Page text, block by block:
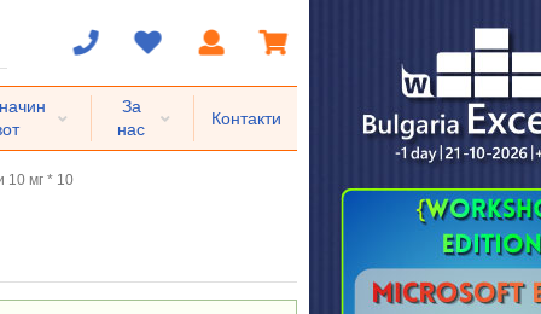
За
нас
Контакти
10 мг * 10